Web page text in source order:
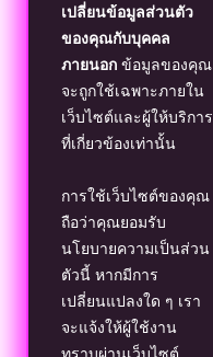
เปลี่ยนข้อมูลส่วนตัว
ของคุณกับบุคคล
ภายนอก ข้อมูลของคุณ
จะถูกใช้เฉพาะภายใน
เว็บไซต์และผู้ให้บริการ
ที่เกี่ยวข้องเท่านั้น
การใช้เว็บไซต์ของคุณ
ถือว่าคุณยอมรับ
นโยบายความเป็นส่วน
ตัวนี้ หากมีการ
เปลี่ยนแปลงใด ๆ เรา
จะแจ้งให้ผู้ใช้งาน